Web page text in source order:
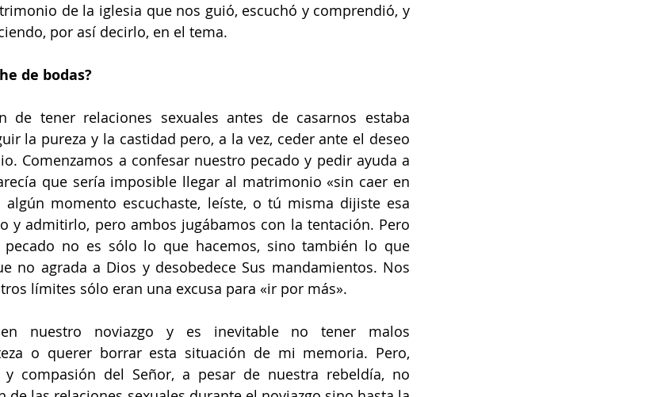
de la iglesia que nos guió, escuchó y comprendió, y
por así decirlo, en el tema.
de bodas?
de tener relaciones sexuales antes de casarnos estaba
la pureza y la castidad pero, a la vez, ceder ante el deseo
Comenzamos a confesar nuestro pecado y pedir ayuda a
que sería imposible llegar al matrimonio «sin caer en
algún momento escuchaste, leíste, o tú misma dijiste esa
y admitirlo, pero ambos jugábamos con la tentación. Pero
no es sólo lo que hacemos, sino también lo que
no agrada a Dios y desobedece Sus mandamientos. Nos
límites sólo eran una excusa para «ir por más».
nuestro noviazgo y es inevitable no tener malos
o querer borrar esta situación de mi memoria. Pero,
compasión del Señor, a pesar de nuestra rebeldía, no